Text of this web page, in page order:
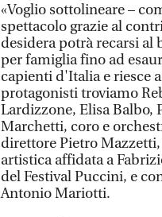
«Voglio sottolineare –
spettacolo grazie al
desidera potrà recarsi
per famiglia fino ad
capienti d'Italia e riesce
protagonisti troviamo
Lardizzone, Elisa Balbo,
Marchetti, coro e
direttore Pietro
artistica affidata a
del Festival Puccini, e
Antonio Mariotti.